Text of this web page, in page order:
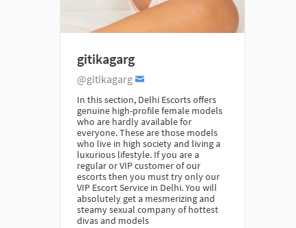
gitikagarg
@gitikagarg
In this section, Delhi Escorts offers
genuine high-profile female models
who are hardly available for
everyone. These are those models
who live in high society and living a
luxurious lifestyle. If you are a
regular or VIP customer of our
escorts then you must try only our
VIP Escort Service in Delhi. You will
absolutely get a mesmerizing and
steamy sexual company of hottest
divas and models